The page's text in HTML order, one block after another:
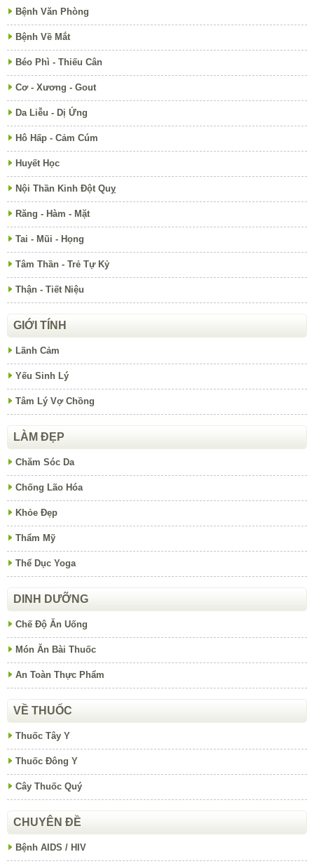
Bệnh Văn Phòng
Bệnh Về Mắt
Béo Phì - Thiếu Cân
Cơ - Xương - Gout
Da Liễu - Dị Ứng
Hô Hấp - Cảm Cúm
Huyết Học
Nội Thần Kinh Đột Quỵ
Răng - Hàm - Mặt
Tai - Mũi - Họng
Tâm Thần - Trẻ Tự Kỷ
Thận - Tiết Niệu
GIỚI TÍNH
Lãnh Cảm
Yếu Sinh Lý
Tâm Lý Vợ Chồng
LÀM ĐẸP
Chăm Sóc Da
Chống Lão Hóa
Khỏe Đẹp
Thẩm Mỹ
Thể Dục Yoga
DINH DƯỠNG
Chế Độ Ăn Uống
Món Ăn Bài Thuốc
An Toàn Thực Phẩm
VỀ THUỐC
Thuốc Tây Y
Thuốc Đông Y
Cây Thuốc Quý
CHUYÊN ĐỀ
Bệnh AIDS / HIV